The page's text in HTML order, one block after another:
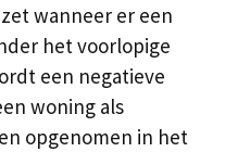
wanneer er een
het voorlopige
een negatieve
woning als
opgenomen in het